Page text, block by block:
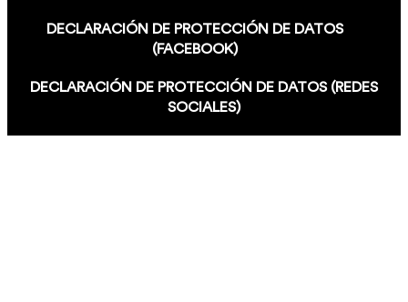
DECLARACIÓN DE PROTECCIÓN DE DATOS
(FACEBOOK)
DECLARACIÓN DE PROTECCIÓN DE DATOS (REDES
SOCIALES)